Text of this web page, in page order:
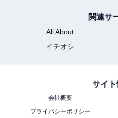
アバウトに還元されることが
かわいいコスメ
号』が5月21日発
関連サ
All About
イチオシ
サイト
会社概要
プライバシーポリシー